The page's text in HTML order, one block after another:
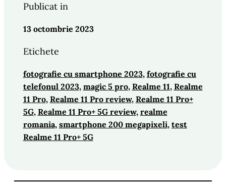
Publicat in
13 octombrie 2023
Etichete
fotografie cu smartphone 2023, fotografie cu
telefonul 2023, magic 5 pro, Realme 11, Realme
11 Pro, Realme 11 Pro review, Realme 11 Pro+
5G, Realme 11 Pro+ 5G review, realme
romania, smartphone 200 megapixeli, test
Realme 11 Pro+ 5G